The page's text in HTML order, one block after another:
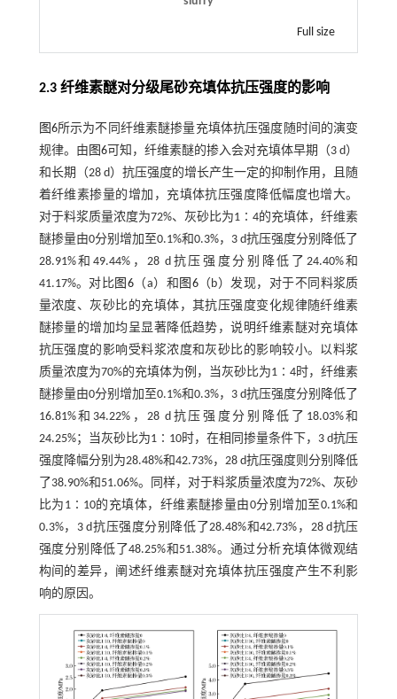
Full size
2.3 纤维素醚对分级尾砂充填体抗压强度的影响
图6所示为不同纤维素醚掺量充填体抗压强度随时间的演变
规律。由 图6可知，纤维素醚的掺入会对充填体早期（3 d）
和长期（28 d）抗压强度的增长产生一定的抑制作用，且随
着纤维素掺量的增加，充填体抗压强度降低幅度也增大。
对于料浆质量浓度为72%、灰砂比为1∶4的充填体，纤维素
醚掺量由0分别增加至0.1%和0.3%，3 d抗压强度分别降低了
28.91%和49.44%，28 d抗压强度分别降低了24.40%和
41.17%。对比图6（a）和 图6（b）发现，对于不同料浆质
量浓度、灰砂比的充填体，其抗压强度变化规律随纤维素
醚掺量的增加均呈显著降低趋势，说明纤维素醚对充填体
抗压强度的影响受料浆浓度和灰砂比的影响较小。以料浆
质量浓度为70%的充填体为例，当灰砂比为1∶4时，纤维素
醚掺量由0分别增加至0.1%和0.3%，3 d抗压强度分别降低了
16.81%和34.22%，28 d抗压强度分别降低了18.03%和
24.25%；当灰砂比为1∶10时，在相同掺量条件下，3 d抗压
强度降幅分别为28.48%和42.73%，28 d抗压强度则分别降低
了38.90%和51.06%。同样，对于料浆质量浓度为72%、灰砂
比为1∶10的充填体，纤维素醚掺量由0分别增加至0.1%和
0.3%，3 d抗压强度分别降低了28.48%和42.73%，28 d抗压
强度分别降低了48.25%和51.38%。通过分析充填体微观结
构间的差异，阐述纤维素醚对充填体抗压强度产生不利影
响的原因。